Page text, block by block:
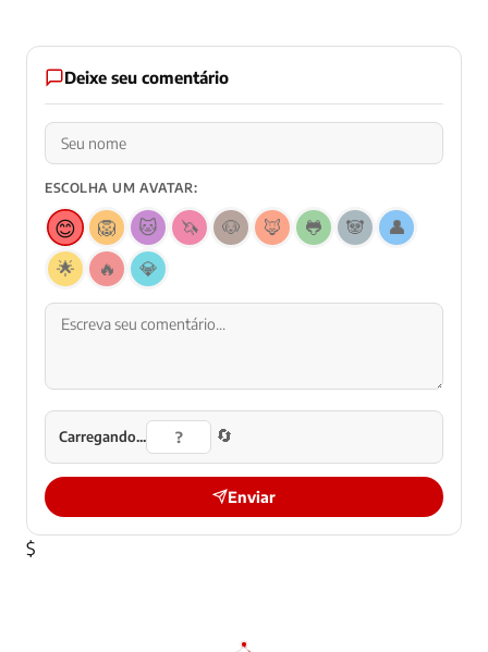
Deixe seu comentário
ESCOLHA UM AVATAR:
😊 🦁 🐱 🦄 🐶 🦊 🐸 🐼
👤
🌟
🔥 💎
Carregando... 🔄
Enviar
$